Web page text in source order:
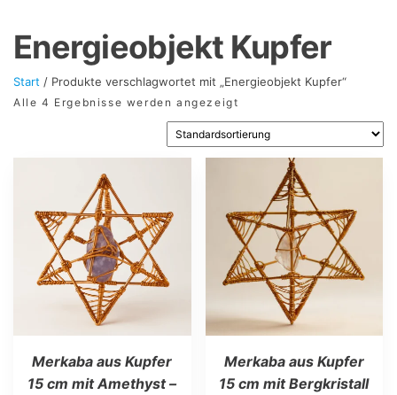
Energieobjekt Kupfer
Start / Produkte verschlagwortet mit „Energieobjekt Kupfer“
Alle 4 Ergebnisse werden angezeigt
Merkaba aus Kupfer
15 cm mit Amethyst –
Merkaba aus Kupfer
15 cm mit Bergkristall